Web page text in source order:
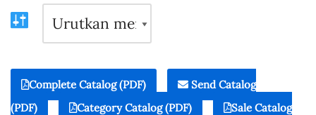
Complete Catalog (PDF)
Send Catalog
(PDF)
Category Catalog (PDF)
Sale Catalog